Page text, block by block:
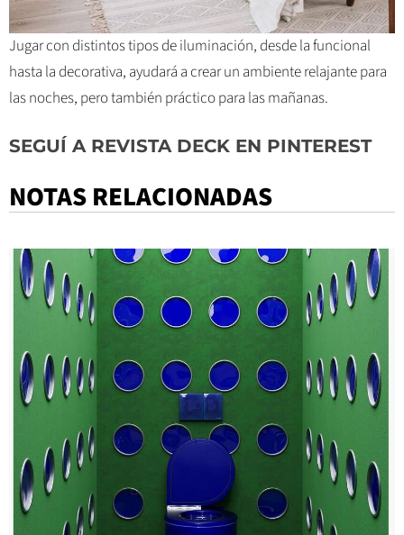
Jugar con distintos tipos de iluminación, desde la funcional
hasta la decorativa, ayudará a crear un ambiente relajante para
las noches, pero también práctico para las mañanas.
SEGUÍ A REVISTA DECK EN PINTEREST
NOTAS RELACIONADAS